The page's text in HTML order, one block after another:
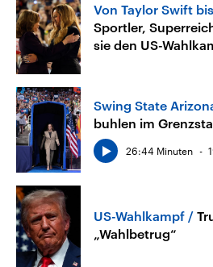
Von Taylor Swift
Sportler,
sie den US-
Swing State
buhlen im
26:44 Minuten
US-Wahlkampf
„Wahlbetrug“